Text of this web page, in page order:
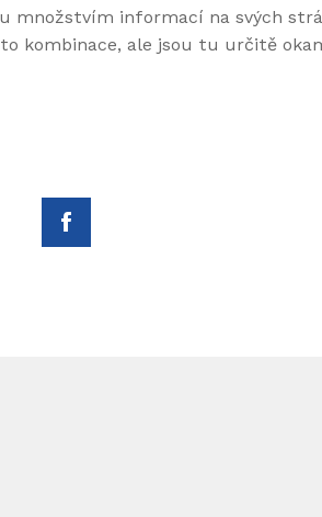
informací na svých
kombinace, ale jsou tu určitě